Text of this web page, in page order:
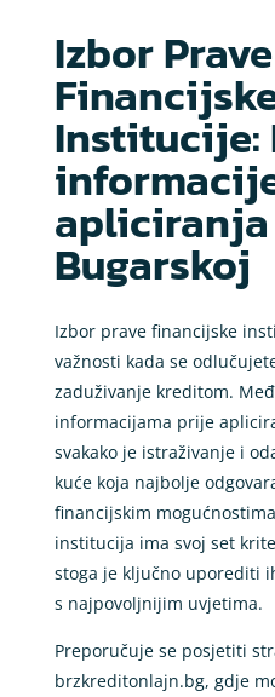
Izbor Prave
Institucije:
Bugarskoj
Izbor prave financijske
važnosti kada se
zaduživanje kreditom.
informacijama prije
svakako je istraživanje i
kuće koja najbolje
financijskim
institucija ima svoj set
stoga je ključno uporediti
s najpovoljnijim uvjetima.
Preporučuje se posjetiti
brzkreditonlajn.bg, gdje